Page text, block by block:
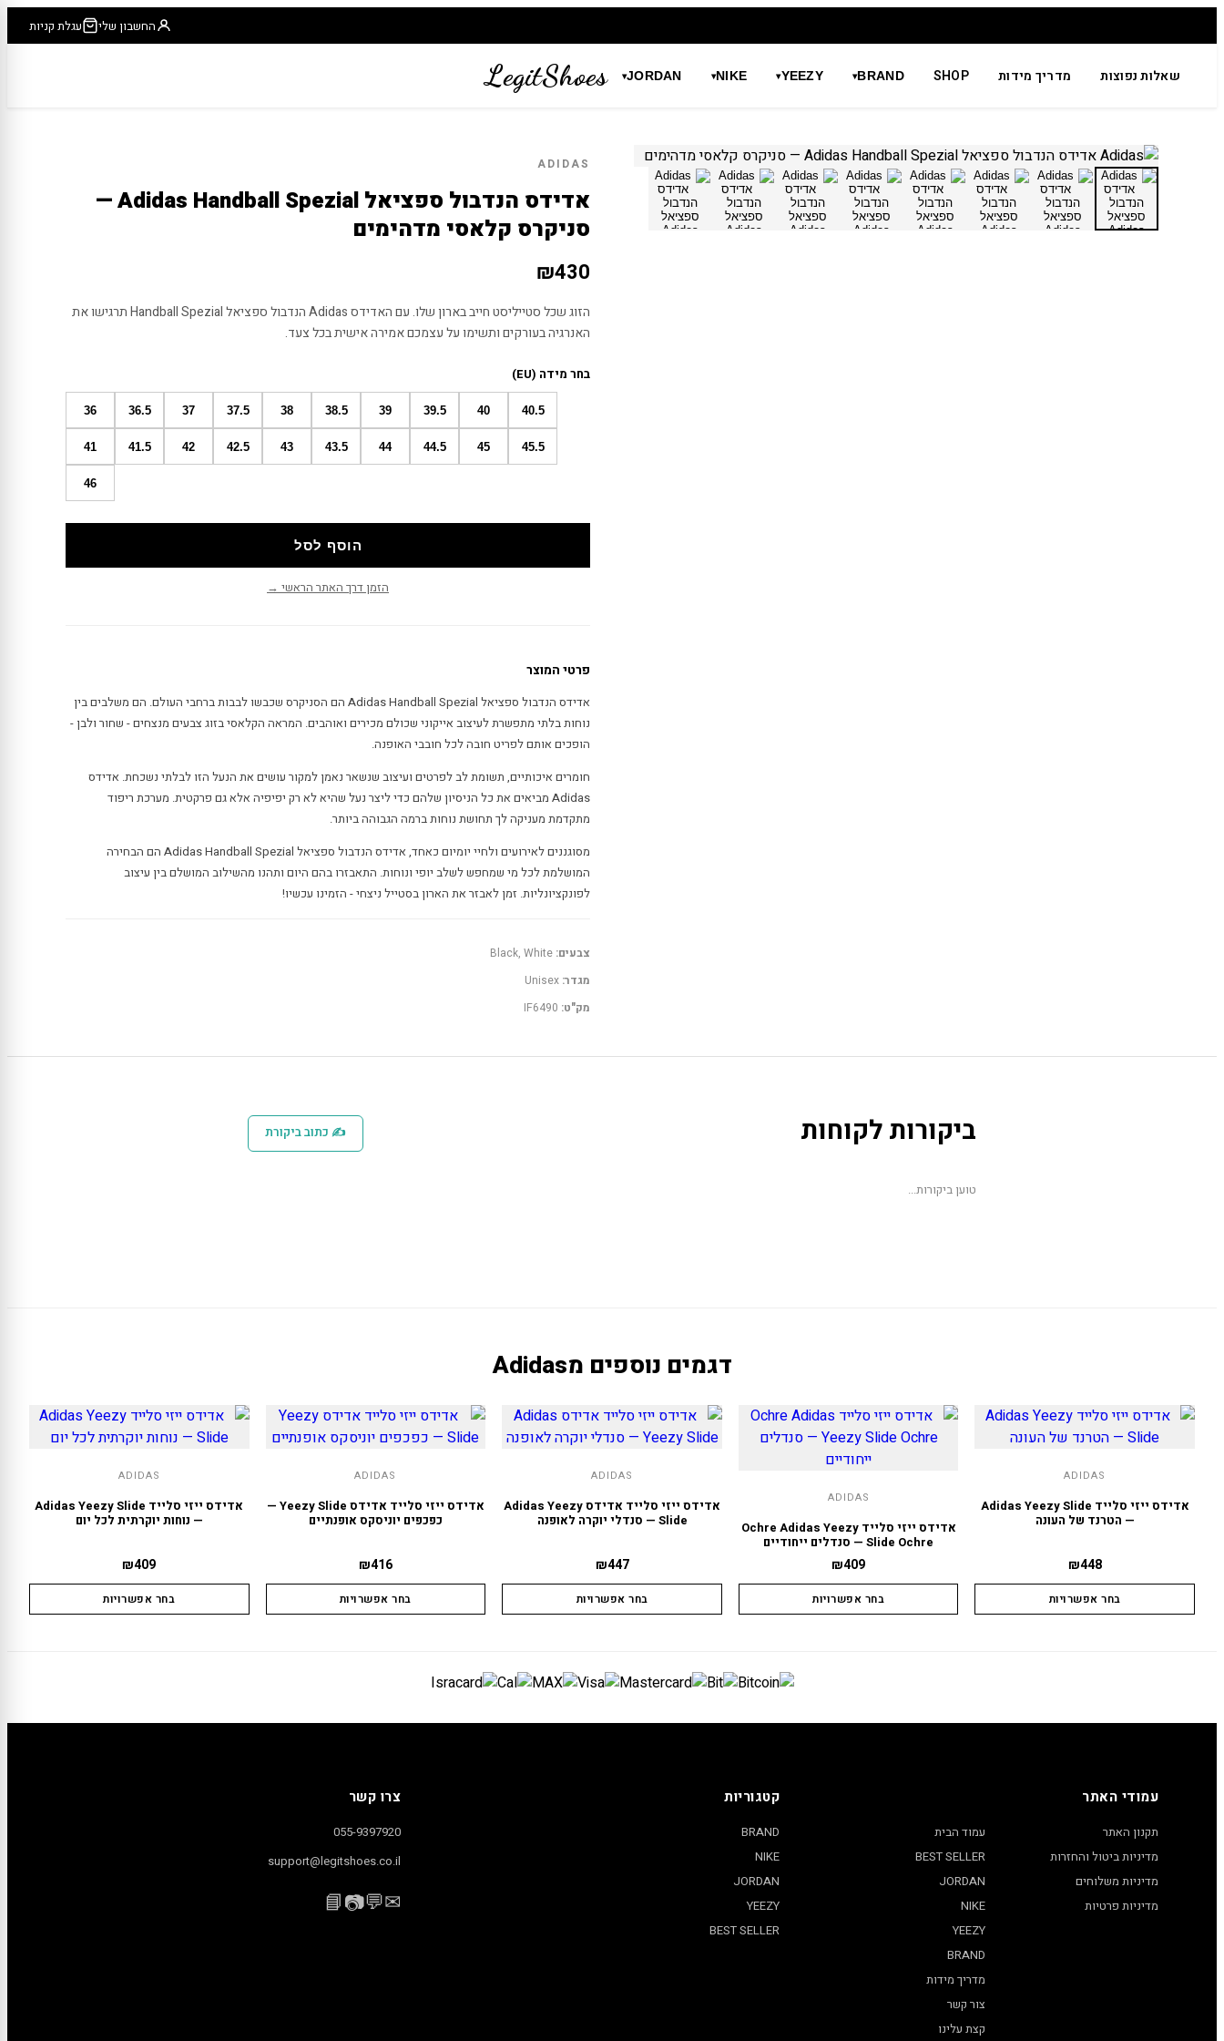
החשבון שלי עגלת קניות
JORDAN
▾ NIKE
▾ YEEZY
▾ BRAND
▾ SHOP מדריך מידות שאלות נפוצות LegitShoes
ADIDAS
אדידס הנדבול ספציאל Adidas Handball Spezial —
סניקרס קלאסי מדהימים
₪430
הזוג שכל סטייליסט חייב בארון שלו. עם האדידס Adidas הנדבול ספציאל Handball Spezial תרגישו את
האנרגיה בעורקים ותשימו על עצמכם אמירה אישית בכל צעד.
בחר מידה (EU)
36 36.5 37 37.5 38 38.5 39 39.5 40 40.5
41 41.5 42 42.5 43 43.5 44 44.5 45 45.5
46
הוסף לסל
הזמן דרך האתר הראשי →
פרטי המוצר
אדידס הנדבול ספציאל Adidas Handball Spezial הם הסניקרס שכבשו לבבות ברחבי העולם. הם משלבים בין
נוחות בלתי מתפשרת לעיצוב אייקוני שכולם מכירים ואוהבים. המראה הקלאסי בזוג צבעים מנצחים - שחור ולבן -
הופכים אותם לפריט חובה לכל חובבי האופנה.
חומרים איכותיים, תשומת לב לפרטים ועיצוב שנשאר נאמן למקור עושים את הנעל הזו לבלתי נשכחת. אדידס
Adidas מביאים את כל הניסיון שלהם כדי ליצר נעל שהיא לא רק יפיפיה אלא גם פרקטית. מערכת ריפוד
מתקדמת מעניקה לך תחושת נוחות ברמה הגבוהה ביותר.
מסוגננים לאירועים ולחיי יומיום כאחד, אדידס הנדבול ספציאל Adidas Handball Spezial הם הבחירה
המושלמת לכל מי שמחפש לשלב יופי ונוחות. התאבזרו בהם היום ותהנו מהשילוב המושלם בין עיצוב
לפונקציונליות. זמן לאבזר את הארון בסטייל ניצחי - הזמינו עכשיו!
צבעים: Black, White
מגדר: Unisex
מק"ט: IF6490
ביקורות לקוחות ✍ כתוב ביקורת
טוען ביקורות...
דגמים נוספים מAdidas
ADIDAS
אדידס ייזי סלייד Adidas Yeezy Slide
— הטרנד של העונה
₪448
בחר אפשרויות
ADIDAS
אדידס ייזי סלייד Ochre Adidas Yeezy
Slide Ochre — סנדלים ייחודיים
₪409
בחר אפשרויות
ADIDAS
אדידס ייזי סלייד אדידס Adidas Yeezy
Slide — סנדלי יוקרה לאופנה
₪447
בחר אפשרויות
ADIDAS
אדידס ייזי סלייד אדידס Yeezy Slide —
כפכפים יוניסקס אופנתיים
₪416
בחר אפשרויות
ADIDAS
אדידס ייזי סלייד Adidas Yeezy Slide
— נוחות יוקרתית לכל יום
₪409
בחר אפשרויות
עמודי האתר
תקנון האתר
מדיניות ביטול והחזרות
מדיניות משלוחים
מדיניות פרטיות
עמוד הבית
BEST SELLER
JORDAN
NIKE
YEEZY
BRAND
מדריך מידות
צור קשר
קצת עלינו
קטגוריות
BRAND
NIKE
JORDAN
YEEZY
BEST SELLER
צרו קשר
055-9397920
support@legitshoes.co.il
✉
💬
📷
📘